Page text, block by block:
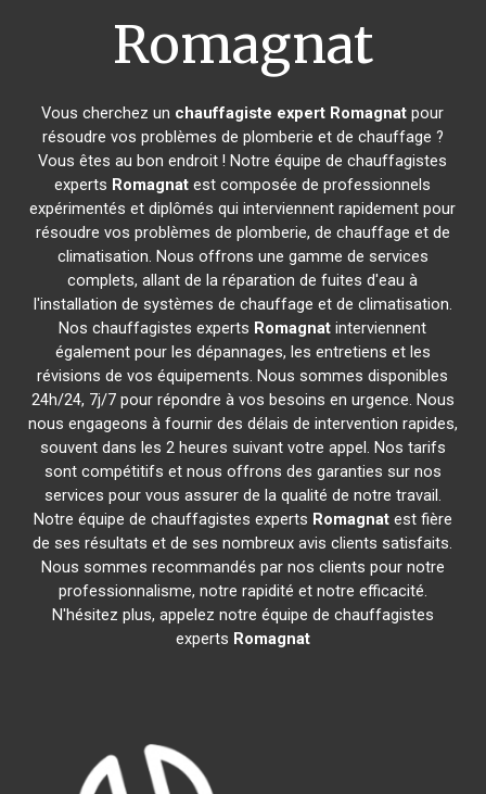
Romagnat
Vous cherchez un chauffagiste expert Romagnat pour
résoudre vos problèmes de plomberie et de chauffage ?
Vous êtes au bon endroit ! Notre équipe de chauffagistes
experts Romagnat est composée de professionnels
expérimentés et diplômés qui interviennent rapidement pour
résoudre vos problèmes de plomberie, de chauffage et de
climatisation. Nous offrons une gamme de services
complets, allant de la réparation de fuites d'eau à
l'installation de systèmes de chauffage et de climatisation.
Nos chauffagistes experts Romagnat interviennent
également pour les dépannages, les entretiens et les
révisions de vos équipements. Nous sommes disponibles
24h/24, 7j/7 pour répondre à vos besoins en urgence. Nous
nous engageons à fournir des délais de intervention rapides,
souvent dans les 2 heures suivant votre appel. Nos tarifs
sont compétitifs et nous offrons des garanties sur nos
services pour vous assurer de la qualité de notre travail.
Notre équipe de chauffagistes experts Romagnatest fière
de ses résultats et de ses nombreux avis clients satisfaits.
Nous sommes recommandés par nos clients pour notre
professionnalisme, notre rapidité et notre efficacité.
N'hésitez plus, appelez notre équipe de chauffagistes
experts Romagnat